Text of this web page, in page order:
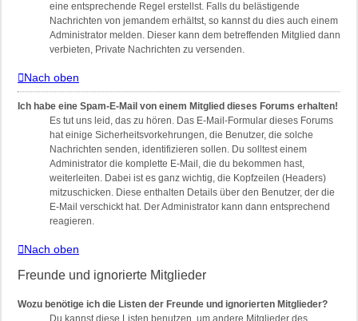
eine entsprechende Regel erstellst. Falls du belästigende
Nachrichten von jemandem erhältst, so kannst du dies auch einem
Administrator melden. Dieser kann dem betreffenden Mitglied dann
verbieten, Private Nachrichten zu versenden.
Nach oben
Ich habe eine Spam-E-Mail von einem Mitglied dieses Forums erhalten!
Es tut uns leid, das zu hören. Das E-Mail-Formular dieses Forums
hat einige Sicherheitsvorkehrungen, die Benutzer, die solche
Nachrichten senden, identifizieren sollen. Du solltest einem
Administrator die komplette E-Mail, die du bekommen hast,
weiterleiten. Dabei ist es ganz wichtig, die Kopfzeilen (Headers)
mitzuschicken. Diese enthalten Details über den Benutzer, der die
E-Mail verschickt hat. Der Administrator kann dann entsprechend
reagieren.
Nach oben
Freunde und ignorierte Mitglieder
Wozu benötige ich die Listen der Freunde und ignorierten Mitglieder?